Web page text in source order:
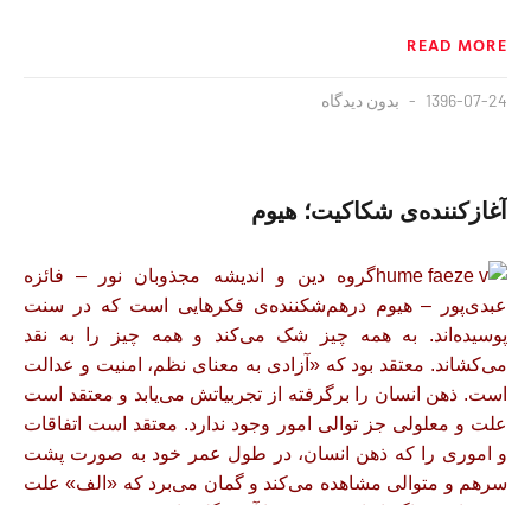
READ MORE
1396-07-24 بدون دیدگاه
آغازكننده‌ی شكاكيت؛ هيوم
گروه دین و اندیشه مجذوبان نور – فائزه
عبدی‌پور – هيوم درهم‌شكننده‌ی فكرهايی است كه در سنت
پوسيده‌اند. به همه چيز شک می‌كند و همه چيز را به نقد
می‌كشاند. معتقد بود كه «آزادی به معنای نظم، امنیت و عدالت
است. ذهن انسان را برگرفته از تجربياتش می‌يابد و معتقد است
علت و معلولی جز توالی امور وجود ندارد. معتقد است اتفاقات
و اموری را كه ذهن انسان، در طول عمر خود به صورت پشت
سرهم و متوالی مشاهده می‌كند و گمان می‌برد كه «الف» علت